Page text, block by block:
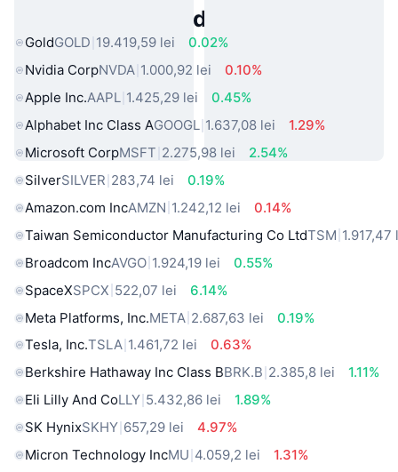
Active Populare din Lumea Reală
GoldGOLD 19.419,59 lei
0.02%
Nvidia CorpNVDA 1.000,92 lei
0.10%
Apple Inc.AAPL 1.425,29 lei
0.45%
Alphabet Inc Class AGOOGL 1.637,08 lei
1.29%
Microsoft CorpMSFT 2.275,98 lei
2.54%
SilverSILVER 283,74 lei
0.19%
Amazon.com IncAMZN 1.242,12 lei
0.14%
Taiwan Semiconductor Manufacturing Co LtdTSM 1.917,47
Broadcom IncAVGO 1.924,19 lei
0.55%
SpaceXSPCX 522,07 lei
6.14%
Meta Platforms, Inc.META 2.687,63 lei
0.19%
Tesla, Inc.TSLA 1.461,72 lei
0.63%
Berkshire Hathaway Inc Class BBRK.B 2.385,8 lei
1.11%
Eli Lilly And CoLLY 5.432,86 lei
1.89%
SK HynixSKHY 657,29 lei
4.97%
Micron Technology IncMU 4.059,2 lei
1.31%